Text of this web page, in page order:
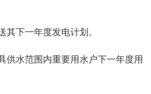
下一年度发电计划。
水范围内重要用水户下一年度用